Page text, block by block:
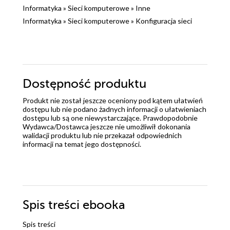
Informatyka » Sieci komputerowe» Inne
Informatyka » Sieci komputerowe» Konfiguracja sieci
Dostępność produktu
Produkt nie został jeszcze oceniony pod kątem ułatwień
dostępu lub nie podano żadnych informacji o ułatwieniach
dostępu lub są one niewystarczające. Prawdopodobnie
Wydawca/Dostawca jeszcze nie umożliwił dokonania
walidacji produktu lub nie przekazał odpowiednich
informacji na temat jego dostępności.
Spis treści ebooka
Spis treści